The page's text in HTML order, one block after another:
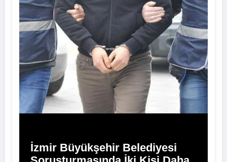
İzmir Büyükşehir Belediyesi